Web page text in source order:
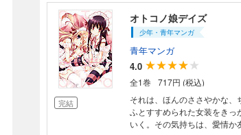
完結
オトコノ娘デイズ
少年・青年マンガ
青年マンガ
4.0
全1巻
717円 (税込)
それは、ほんのささやかな、
ふとすすめられた女装をきっ
いく。その気持ちは、愛情